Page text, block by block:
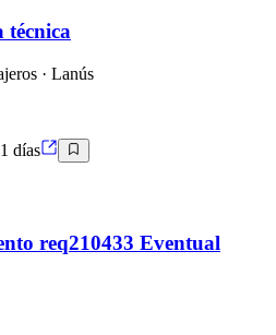
técnica
· Lanús
días
req210433 Eventual